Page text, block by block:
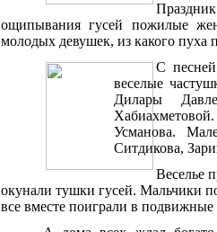
ощипывания гусей пожилые
молодых девушек, из какого пуха
С
веселые
Дилары
Усманова.
Ситдикова,
Веселье
окунали тушки гусей. Мальчики
все вместе поиграли в